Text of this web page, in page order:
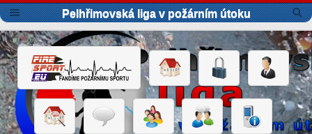
Pelhřimovská liga v požárním útoku